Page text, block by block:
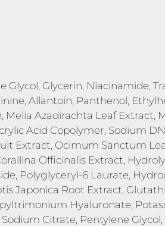
Glycerin, Niacinamide,
Allantoin, Panthenol,
Melia Azadirachta Leaf Extract,
Acid Copolymer, Sodium
Extract, Ocimum Sanctum
Officinalis Extract,
Polyglyceryl-6 Laurate,
Japonica Root Extract,
Hyaluronate,
Citrate, Pentylene